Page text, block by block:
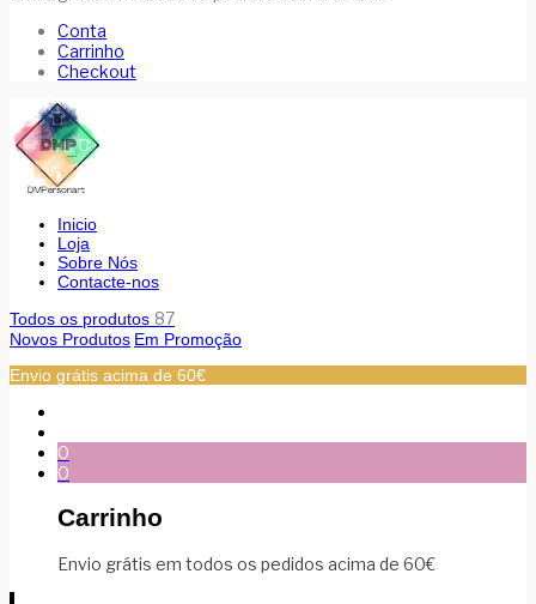
Conta
Carrinho
Checkout
Inicio
Loja
Sobre Nós
Contacte-nos
Todos os produtos 87
Novos Produtos Em Promoção
Envio grátis acima de 60€
0
0
Carrinho
Envio grátis em todos os pedidos acima de 60€